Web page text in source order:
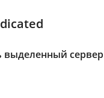
выделенный сервер